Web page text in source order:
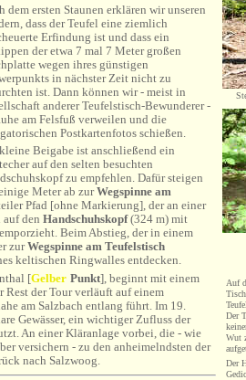
dem ersten Staunen erklären wir unseren
dass der Teufel eine ziemlich
Erfindung ist und dass ein
der etwa 7 mal 7 Meter großen
wegen ihres günstigen
in nächster Zeit nicht zu
ist. Dann können wir - meist in
anderer Teufelstisch-Bewunderer -
am Felsfuß verweilen und die
Postkartenfotos schießen.
Beigabe ist anschließend ein
auf den selten besuchten
zu empfehlen. Dafür steigen
Meterab zurWegspinne am
Pfad [ohne Markierung], der an einer
den Handschuhskopf(324 m) mit
Beim Abstieg, der in einem
zurWegspinne am Teufelstisch
keltischen Ringwalles entdecken.
[Gelber Punkt], beginnt mit einem
Rest der Tour verläuft auf einem
am Salzbach entlang führt. Im 19.
Gewässer, ein wichtiger Zufluss der
An einer Kläranlage vorbei, die - wie
versichern - zu den anheimelndsten der
nach Salzwoog.
Auf
Der
Wut
Der